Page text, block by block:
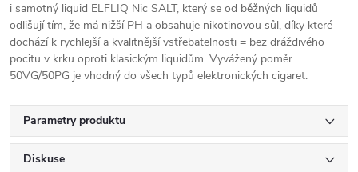
i samotný liquid ELFLIQ Nic SALT, který se od běžných liquidů
odlišují tím, že má nižší PH a obsahuje nikotinovou sůl, díky které
dochází k rychlejší a kvalitnější vstřebatelnosti = bez dráždivého
pocitu v krku oproti klasickým liquidům. Vyvážený poměr
50VG/50PG je vhodný do všech typů elektronických cigaret.
Parametry produktu
Diskuse